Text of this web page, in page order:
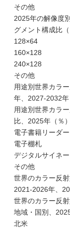
その他
2025年の解像度
グメント構成比（
128×64
160×128
240×128
その他
用途別世界カラ
年、2027-2032年
用途別世界カラ
比、2025年（％）
電子書籍リーダー
電子棚札
デジタルサイネ
その他
世界のカラー反
2021-2026年、
世界のカラー反
地域・国別、
北米